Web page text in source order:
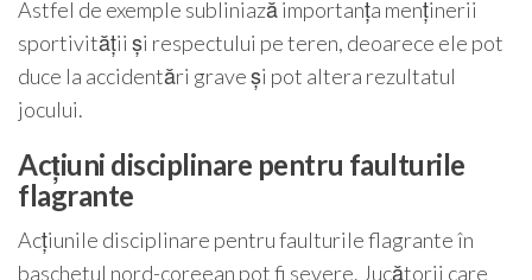
Astfel de exemple subliniază importanța menținerii
sportivității și respectului pe teren, deoarece ele pot
duce la accidentări grave și pot altera rezultatul
jocului.
Acțiuni disciplinare pentru faulturile
flagrante
Acțiunile disciplinare pentru faulturile flagrante în
baschetul nord-coreean pot fi severe. Jucătorii care